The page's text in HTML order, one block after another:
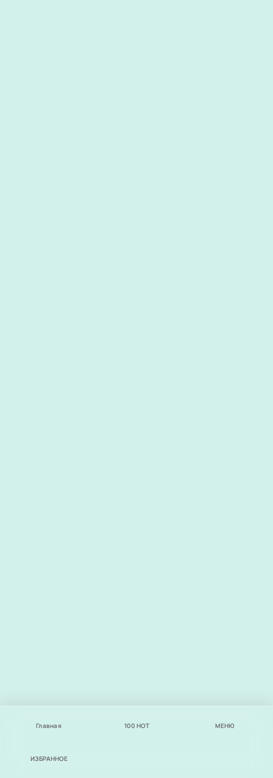
Главная 100 НОТ МЕНЮ
ИЗБРАННОЕ